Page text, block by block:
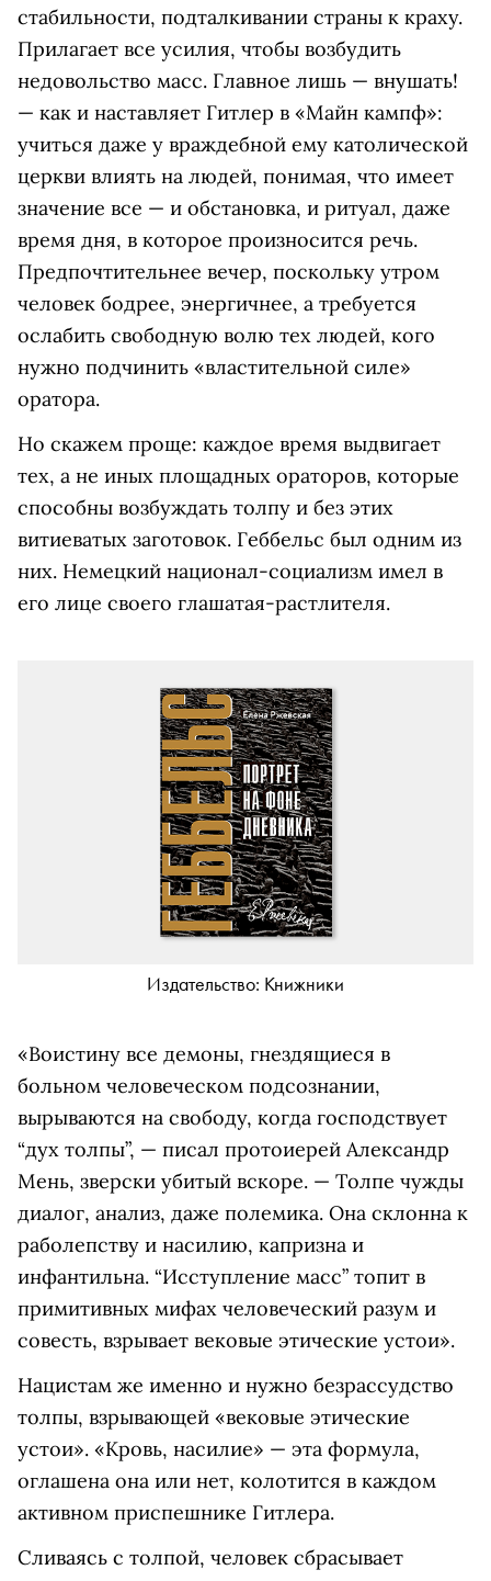
стабильности, подталкивании страны к краху.
Прилагает все усилия, чтобы возбудить
недовольство масс. Главное лишь — внушать!
— как и наставляет Гитлер в «Майн кампф»:
учиться даже у враждебной ему католической
церкви влиять на людей, понимая, что имеет
значение все — и обстановка, и ритуал, даже
время дня, в которое произносится речь.
Предпочтительнее вечер, поскольку утром
человек бодрее, энергичнее, а требуется
ослабить свободную волю тех людей, кого
нужно подчинить «властительной силе»
оратора.
Но скажем проще: каждое время выдвигает
тех, а не иных площадных ораторов, которые
способны возбуждать толпу и без этих
витиеватых заготовок. Геббельс был одним из
них. Немецкий национал-социализм имел в
его лице своего глашатая-растлителя.
Издательство: Книжники
«Воистину все демоны, гнездящиеся в
больном человеческом подсознании,
вырываются на свободу, когда господствует
“дух толпы”, — писал протоиерей Александр
Мень, зверски убитый вскоре. — Толпе чужды
диалог, анализ, даже полемика. Она склонна к
раболепству и насилию, капризна и
инфантильна. “Исступление масс” топит в
примитивных мифах человеческий разум и
совесть, взрывает вековые этические устои».
Нацистам же именно и нужно безрассудство
толпы, взрывающей «вековые этические
устои». «Кровь, насилие» — эта формула,
оглашена она или нет, колотится в каждом
активном приспешнике Гитлера.
Сливаясь с толпой, человек сбрасывает